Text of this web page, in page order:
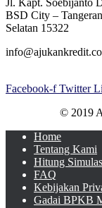
BSD City –
Selatan 15322
Facebook-f Twitter
© 2019
Home
Tentang Kami
Hitung
FAQ
Kebijakan
Gadai BPKB